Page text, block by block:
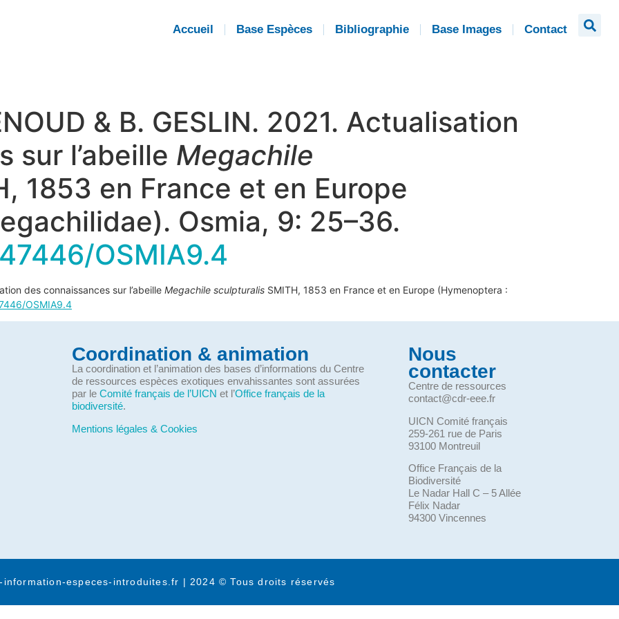
Accueil Base Espèces Bibliographie Base Images Contact
& B. GESLIN. 2021. Actualisation
sur l’abeille Megachile
1853 en France et en Europe
Osmia, 9: 25–36.
OSMIA9.4
des connaissances sur l’abeille Megachile sculpturalis SMITH, 1853 en France et en Europe (Hymenoptera :
OSMIA9.4
Coordination & animation
La coordination et l’animation des bases d’informations du Centre
de ressources espèces exotiques envahissantes sont assurées
par le Comité français de l’UICN et l’Office français de la
biodiversité.
Mentions légales & Cookies
Nous
contacter
Centre de ressources
contact@cdr-eee.fr
UICN Comité français
259-261 rue de Paris
93100 Montreuil
Office Français de la
Biodiversité
Le Nadar Hall C – 5 Allée
Félix Nadar
94300 Vincennes
information-especes-introduites.fr | 2024 © Tous droits réservés